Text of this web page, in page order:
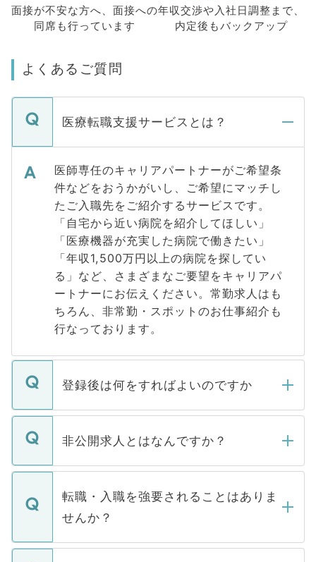
面接が不安な方へ、 面接への
同席も行っています
年収交渉や入社日調整まで、
内定後もバックアップ
よくあるご質問
医療転職支援サービスとは？
医師専任のキャリアパートナーがご希望条
件などをおうかがいし、ご希望にマッチし
たご入職先をご紹介するサービスです。
「自宅から近い病院を紹介してほしい」
「医療機器が充実した病院で働きたい」
「年収1,500万円以上の病院を探してい
る」など、さまざまなご要望をキャリアパ
ートナーにお伝えください。常勤求人はも
ちろん、非常勤・スポットのお仕事紹介も
行なっております。
登録後は何をすればよいのですか
ご登録いただきましたら、弊社担当者がご
登録内容を確認し、その後メールもしくは
ます。通常、5営業日以内にはご連絡をせて
いただきますので、しばらくお待ちくださ
非公開求人とはなんですか？
マイナビDOCTORで取り扱っている求人の
うち約3割は、Webサイトからご覧いただ
けない「非公開求人」です。非公開求人は
下記の理由によって、一般には公開してい
ません。
転職・入職を強要されることはありま
せんか？
転職・入職を強要することは一切ありませ